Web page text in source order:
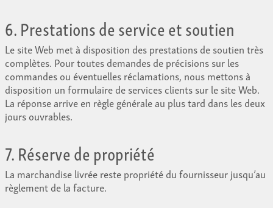
6. Prestations de service et soutien
Le site Web met à disposition des prestations de soutien très
complètes. Pour toutes demandes de précisions sur les
commandes ou éventuelles réclamations, nous mettons à
disposition un formulaire de services clients sur le site Web.
La réponse arrive en règle générale au plus tard dans les deux
jours ouvrables.
7. Réserve de propriété
La marchandise livrée reste propriété du fournisseur jusqu’au
règlement de la facture.